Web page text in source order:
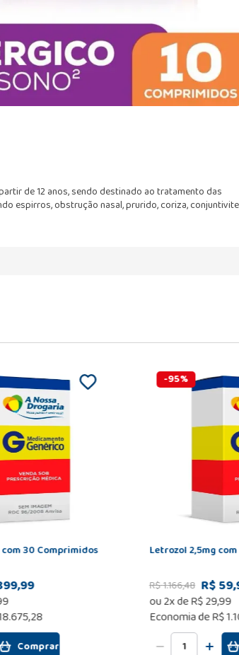
de 12 anos, sendo destinado ao tratamento das
espirros, obstrução nasal, prurido, coriza, conjuntivite
30 Comprimidos
Comprar
-95%
Letrozol 2,5mg
R$1.166,48 R$
ou2x deR$29,99
Economia deR$